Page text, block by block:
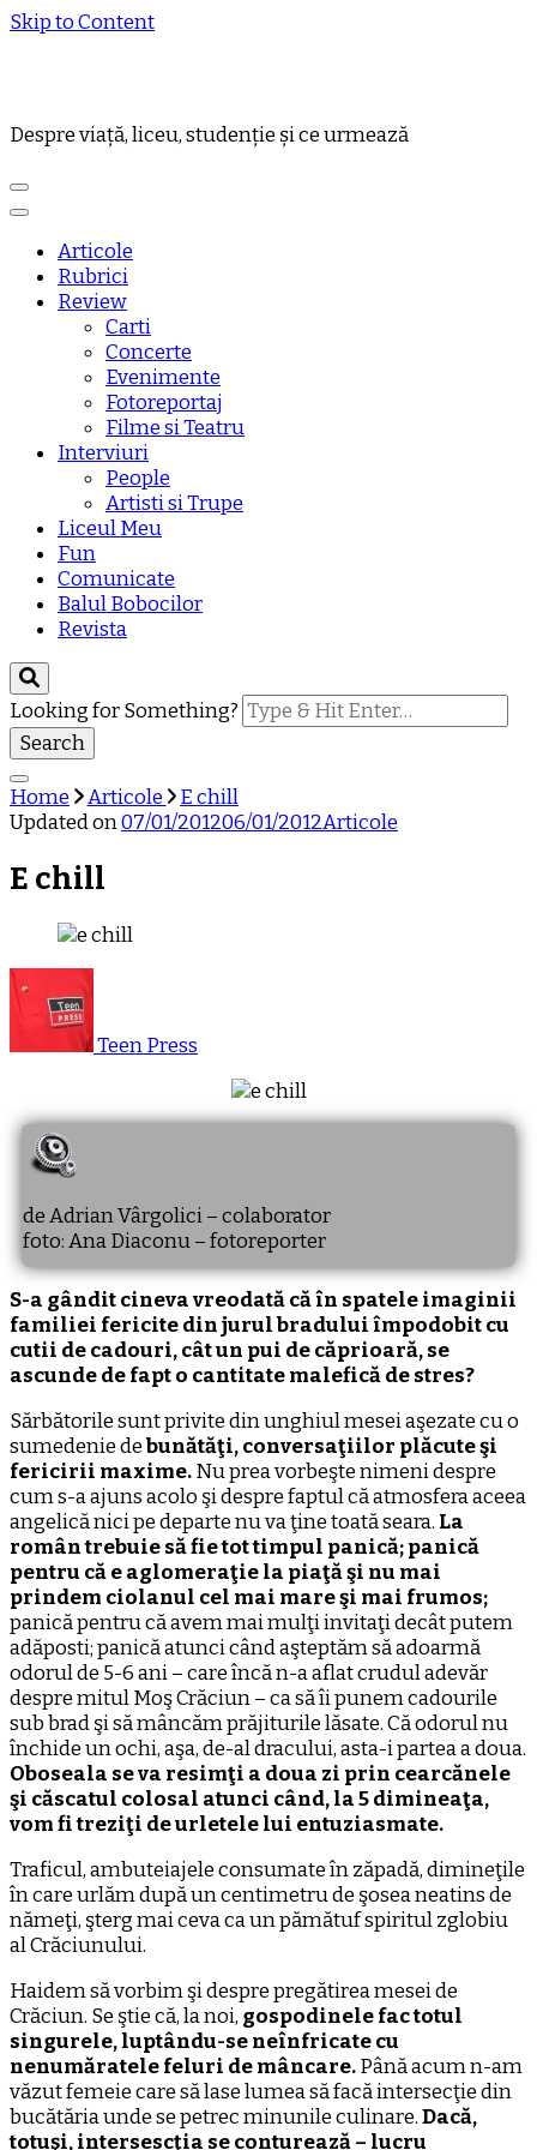
Skip to Content
Despre viață, liceu, studenție și ce urmează
Articole
Rubrici
Review
Carti
Concerte
Evenimente
Fotoreportaj
Filme si Teatru
Interviuri
People
Artisti si Trupe
Liceul Meu
Fun
Comunicate
Balul Bobocilor
Revista
Looking for Something?
Home Articole
E chill
Updated on07/01/201206/01/2012Articole
E chill
Teen Press
de Adrian Vârgolici – colaborator
foto: Ana Diaconu – fotoreporter
S-a gândit cineva vreodată că în spatele imaginii
familiei fericite din jurul bradului împodobit cu
cutii de cadouri, cât un pui de căprioară, se
ascunde de fapt o cantitate malefică de stres?
Sărbătorile sunt privite din unghiul mesei aşezate cu o
sumedenie debunătăţi, conversaţiilor plăcute şi
fericirii maxime.Nu prea vorbeşte nimeni despre
cum s-a ajuns acolo şi despre faptul că atmosfera aceea
angelică nici pe departe nu va ţine toată seara. La
român trebuie să fie tot timpul panică; panică
pentru că e aglomeraţie la piaţă şi nu mai
prindem ciolanul cel mai mare şi mai frumos;
panică pentru că avem mai mulţi invitaţi decât putem
adăposti; panică atunci când aşteptăm să adoarmă
odorul de 5-6 ani – care încă n-a aflat crudul adevăr
despre mitul Moş Crăciun – ca să îi punem cadourile
sub brad şi să mâncăm prăjiturile lăsate. Că odorul nu
închide un ochi, aşa, de-al dracului, asta-i partea a doua.
Oboseala se va resimţi a doua zi prin cearcănele
şi căscatul colosal atunci când, la 5 dimineaţa,
vom fi treziţi de urletele lui entuziasmate.
Traficul, ambuteiajele consumate în zăpadă, dimineţile
în care urlăm după un centimetru de şosea neatins de
nămeţi, şterg mai ceva ca un pămătuf spiritul zglobiu
al Crăciunului.
Haidem să vorbim şi despre pregătirea mesei de
Crăciun. Se ştie că, la noi, gospodinele fac totul
singurele, luptându-se neînfricate cu
nenumăratele feluri de mâncare.Până acum n-am
văzut femeie care să lase lumea să facă intersecţie din
bucătăria unde se petrec minunile culinare.Dacă,
totuşi, intersescţia se conturează – lucru